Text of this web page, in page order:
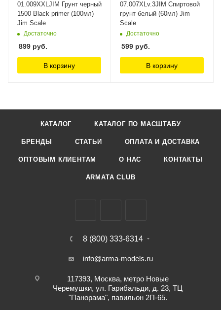
01.009XXLJIM Грунт черный
1500 Black primer (100мл)
Jim Scale
Достаточно
899 руб.
В корзину
07.007XLv.3JIM Спиртовой
грунт белый (60мл) Jim
Scale
Достаточно
599 руб.
В корзину
КАТАЛОГ КАТАЛОГ ПО МАСШТАБУ
БРЕНДЫ СТАТЬИ ОПЛАТА И ДОСТАВКА
ОПТОВЫМ КЛИЕНТАМ О НАС КОНТАКТЫ
ARMATA CLUB
8 (800) 333-6314
info@arma-models.ru
117393, Москва, метро Новые
Черемушки, ул. Гарибальди, д. 23, ТЦ
"Панорама", павильон 2П-65.